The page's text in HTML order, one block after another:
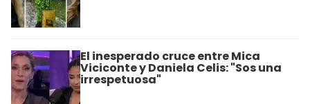
El inesperado cruce entre Mica
Viciconte y Daniela Celis: "Sos una
irrespetuosa"